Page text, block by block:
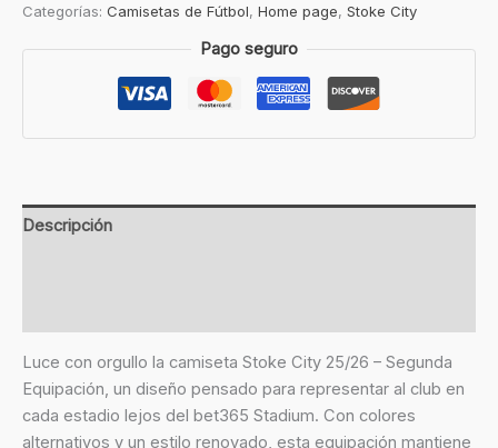
Categorías: Camisetas de Fútbol, Home page, Stoke City
Pago seguro
Descripción
Luce con orgullo la camiseta Stoke City 25/26 – Segunda
Equipación, un diseño pensado para representar al club en
cada estadio lejos del bet365 Stadium. Con colores
alternativos y un estilo renovado, esta equipación mantiene